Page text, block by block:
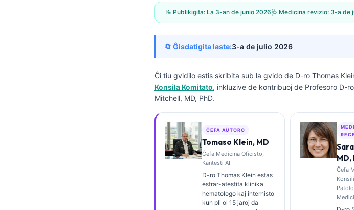
📝 Publikigita: La 3-an de junio 2026🩺 Medicina revizio: 3-a de
🔄 Ĝisdatigita laste:3-a de julio 2026
Ĉi tiu gvidilo estis skribita sub la gvido de D-ro Thomas
Konsila Komitato, inkluzive de kontribuoj de Profesoro D-
Mitchell, MD, PhD.
ĈEFA AŬTORO
Tomaso Klein, MD
Ĉefa Medicina Oficisto,
Kantesti AI
D-ro Thomas Klein estas
estrar-atestita klinika
hematologo kaj internisto
kun pli ol 15 jaroj da
MD,
Ĉefa